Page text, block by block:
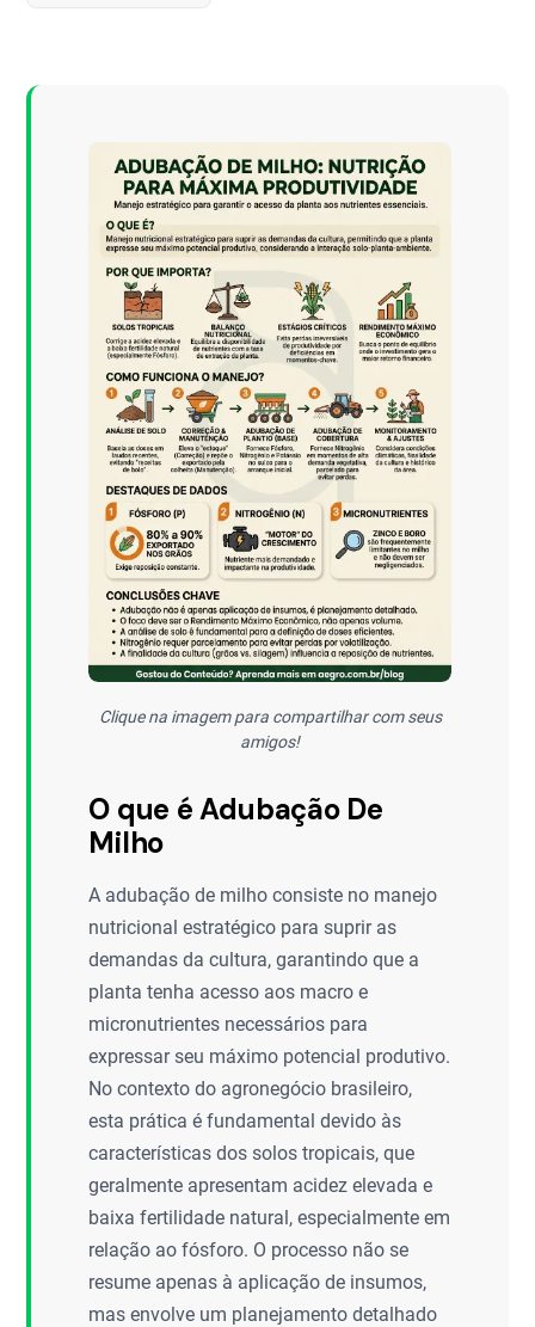
Clique na imagem para compartilhar com seus
amigos!
O que é Adubação De
Milho
A adubação de milho consiste no manejo
nutricional estratégico para suprir as
demandas da cultura, garantindo que a
planta tenha acesso aos macro e
micronutrientes necessários para
expressar seu máximo potencial produtivo.
No contexto do agronegócio brasileiro,
esta prática é fundamental devido às
características dos solos tropicais, que
geralmente apresentam acidez elevada e
baixa fertilidade natural, especialmente em
relação ao fósforo. O processo não se
resume apenas à aplicação de insumos,
mas envolve um planejamento detalhado